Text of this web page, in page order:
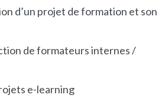
d’un projet de formation et son
de formateurs internes /
e-learning